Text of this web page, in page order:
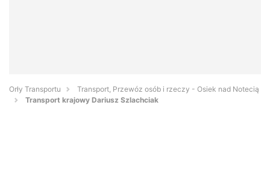
Orły Transportu
Transport, Przewóz osób i rzeczy - Osiek nad Notecią
Transport krajowy Dariusz Szlachciak